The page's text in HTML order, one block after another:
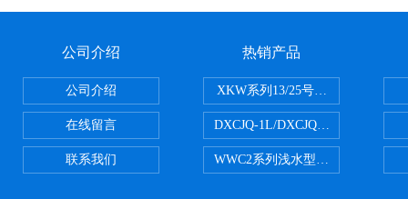
公司介绍
公司介绍
在线留言
联系我们
热销产品
XKW系列13/25号浮游生物网
DXCJQ-1L/DXCJQ-2L单联浮游
WWC2系列浅水型浮游生物网 浅